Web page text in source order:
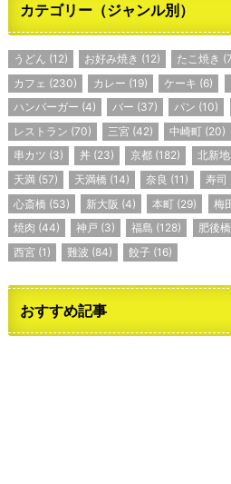
カテゴリー（ジャンル別）
うどん (12) お好み焼き (12) たこ焼き
カフェ (230) カレー (19) ケーキ (6)
ハンバーガー (4) バー (37) パン (10)
レストラン (70) 三宮 (42) 中崎町 (20)
串カツ (3) 丼 (23) 京都 (182) 北新地
天満 (57) 天満橋 (14) 奈良 (11) 寿司
心斎橋 (53) 新大阪 (4) 本町 (29) 梅
焼肉 (44) 神戸 (3) 福島 (128) 肥後橋
西宮(1) 難波 (84) 餃子 (16)
おすすめ記事